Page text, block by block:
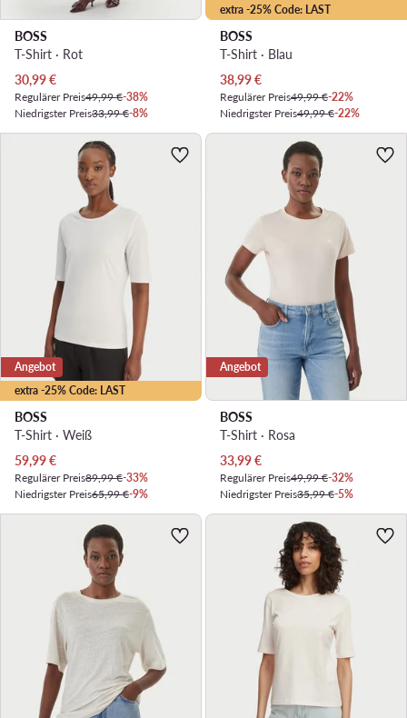
BOSS
T-Shirt · Rot
Aktueller Preis
30,99€
Regulärer Preis49,99 €-38%
Niedrigster Preis33,99 €-8%
extra -25% Code: LAST
BOSS
T-Shirt · Blau
Aktueller Preis
38,99€
Regulärer Preis49,99 €-22%
Niedrigster Preis49,99 €-22%
extra -25% Code: LAST
Angebot
BOSS
T-Shirt · Weiß
Aktueller Preis
59,99€
Regulärer Preis89,99 €-33%
Niedrigster Preis65,99 €-9%
Angebot
BOSS
T-Shirt · Rosa
Aktueller Preis
33,99€
Regulärer Preis49,99 €-32%
Niedrigster Preis35,99 €-5%